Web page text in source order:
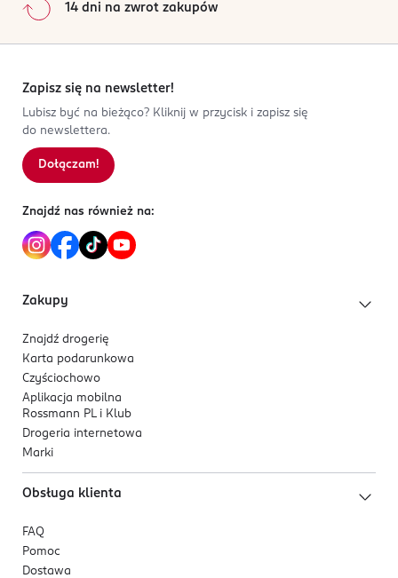
14 dni na zwrot zakupów
Zapisz się na newsletter!
Lubisz być na bieżąco? Kliknij w przycisk i zapisz się
do newslettera.
Dołączam!
Znajdź nas również na:
Zakupy
Znajdź drogerię
Karta podarunkowa
Czyściochowo
Aplikacja mobilna
Rossmann PL i Klub
Drogeria internetowa
Marki
Obsługa klienta
FAQ
Pomoc
Dostawa